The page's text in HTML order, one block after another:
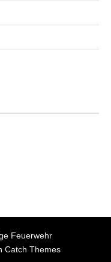
Feuerwehr
Catch Themes